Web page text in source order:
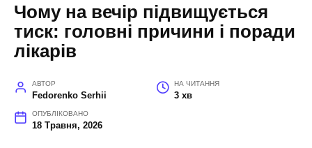
Чому на вечір підвищується
тиск: головні причини і поради
лікарів
АВТОР
Fedorenko Serhii
НА ЧИТАННЯ
3 хв
ОПУБЛІКОВАНО
18 Травня, 2026